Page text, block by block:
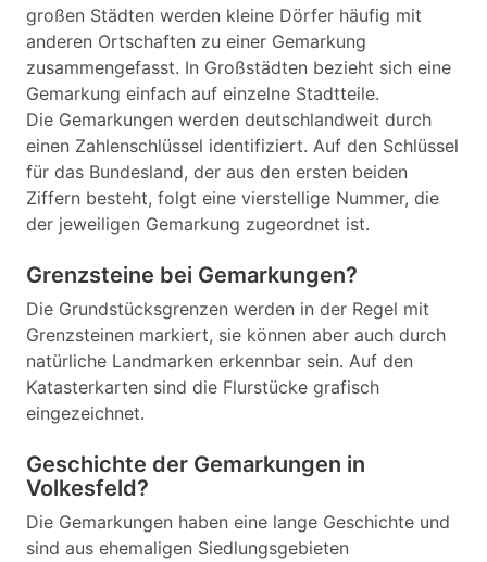
großen Städten werden kleine Dörfer häufig mit
anderen Ortschaften zu einer Gemarkung
zusammengefasst. In Großstädten bezieht sich eine
Gemarkung einfach auf einzelne Stadtteile.
Die Gemarkungen werden deutschlandweit durch
einen Zahlenschlüssel identifiziert. Auf den Schlüssel
für das Bundesland, der aus den ersten beiden
Ziffern besteht, folgt eine vierstellige Nummer, die
der jeweiligen Gemarkung zugeordnet ist.
Grenzsteine bei Gemarkungen?
Die Grundstücksgrenzen werden in der Regel mit
Grenzsteinen markiert, sie können aber auch durch
natürliche Landmarken erkennbar sein. Auf den
Katasterkarten sind die Flurstücke grafisch
eingezeichnet.
Geschichte der Gemarkungen in
Volkesfeld?
Die Gemarkungen haben eine lange Geschichte und
sind aus ehemaligen Siedlungsgebieten